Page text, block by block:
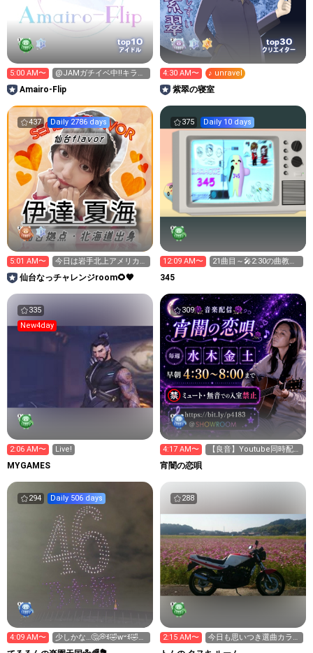
top10
アイドル
5:00 AM〜
@JAMガチイベ中‼️キラ星
求む🥹🥹
Amairo-Flip
top30
クリエイター
4:30 AM〜 ♪ unravel
紫翠の寝室
437 Daily 2786 days
5:01 AM〜
今日は岩手北上アメリカン
ワールド▶︎白石夏祭り！
仙台なっチャレンジroom🌻🧡
375 Daily 10 days
12:09 AM〜
21曲目～🎤2:30の曲教え
345
335
New4day
2:06 AM〜 Live!
MYGAMES
309
4:17 AM〜
【良音】Youtube同時配
宵闇の恋唄
294 Daily 506 days
4:09 AM〜
少しかな…🤔💭ꉂ🤣w‪𐤔ꉂ🤣
288
2:15 AM〜
今日も思いつき選曲カラオ
ケ配信です😺🐾♫✨